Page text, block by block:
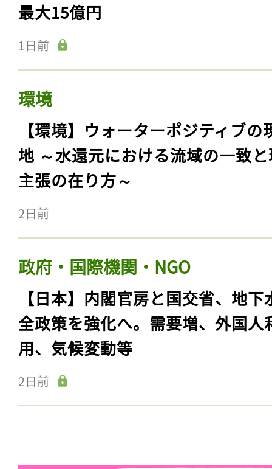
最大15億円
1日前
環境
【環境】ウォーターポジティブの
地 ～水還元における流域の一致
主張の在り方～
2日前
政府・国際機関・NGO
【日本】内閣官房と国交省、地下
全政策を強化へ。需要増、外国人
用、気候変動等
2日前